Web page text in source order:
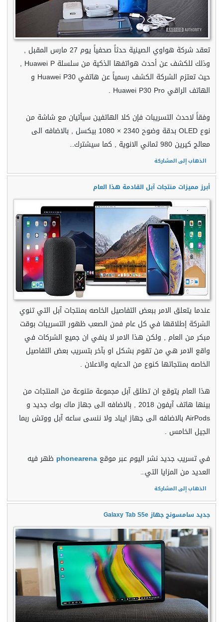
تعقد شركة هواوي الصينية حدثاً صحفياً يوم 27 مارس المقبل ,
وذلك للكشف عن أحدث هواتفها الذكية من سلسلة Huawei P ,
حيث تعتزم الشركة الكشف رسمياً عن هاتفي Huawei P30 و
الهاتف الراقي Huawei P30 Pro .
وفقاً لاحدث التسريبات فإن كلا الهاتفين سيأتيان مع شاشة من
نوع OLED بدقة وضوح 2340 × 1080 بيكسل , بالاضافه الى
معالج كيرين 980 ثماني الانوية , كما سيشترك
...
الذهاب إلى المشاركة
أبرز مميزات منتجات آبل القادمة هذا العام
عندما يتعلق الامر ببعض التفاصيل الخاصه بمنتجات آبل التي تنوي
الشركة إطلاقها في كل عام فمن الصعب ظهور التسريبات بوقت
مبكر من العام , ولكن هذا الامر لا ينفي ان جميع الشركات في
واقع الامر هي من تقوم بشكل او بآخر بتسريب بعض التفاصيل
الخاصه بمنتجاتها كنوع من الدعايه والاعلان .
هذا العام يتوقع ان تطلق آبل مجموعة متنوعة من المنتجات من
بينها هاتف آيفون 2018 , بالاضافه الى جهاز ماك بوك جديد و
AirPods بالاضافه الى جهاز ايباد ولا ننسى ساعه آبل ووتش ربما
الجيل الخامس .
في تسريب جديد نشر اليوم عبر موقع phonearena ظهر فيه
العديد من المزايا التي...
الذهاب إلى المشاركة
جديد سامسونج جهاز Galaxy Tab S5e